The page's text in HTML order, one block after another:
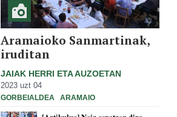
Aramaioko Sanmartinak,
iruditan
JAIAK HERRI ETA AUZOETAN
2023 uzt 04
GORBEIALDEA ARAMAIO